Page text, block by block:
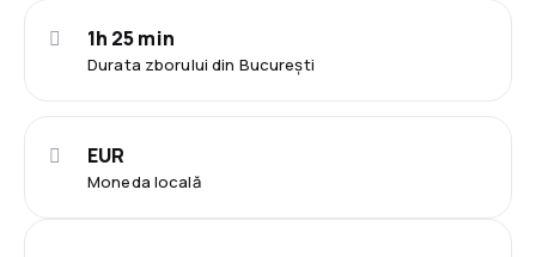
Durata zborului din București
1h 25 min
Moneda locală
EUR